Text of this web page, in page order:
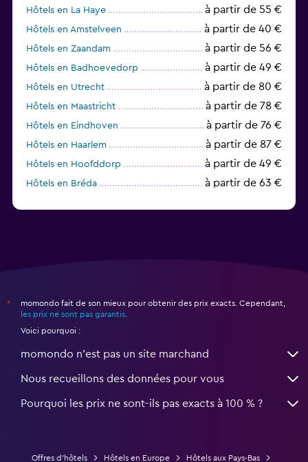
Hôtels en La Haye à partir de 55 €
Hôtels en Amstelveen à partir de 40 €
Hôtels en Zaandam à partir de 56 €
Hôtels en Badhoevedorp à partir de 49 €
Hôtels en Utrecht à partir de 80 €
Hôtels en Maastricht à partir de 78 €
Hôtels en Eindhoven à partir de 76 €
Hôtels en Haarlem à partir de 87 €
Hôtels en Hoofddorp à partir de 49 €
Hôtels en Bréda à partir de 63 €
*
momondo fait de son mieux pour obtenir des prix exacts. Cependant,
les prix ne sont pas garantis
Voici pourquoi :
momondo n'est pas un site marchand
Nous recueillons des données pour vous
Pourquoi les prix ne sont-ils pas exacts à 100 % ?
Offres d’hôtels Hôtels en Europe
Hôtels aux Pays-Bas